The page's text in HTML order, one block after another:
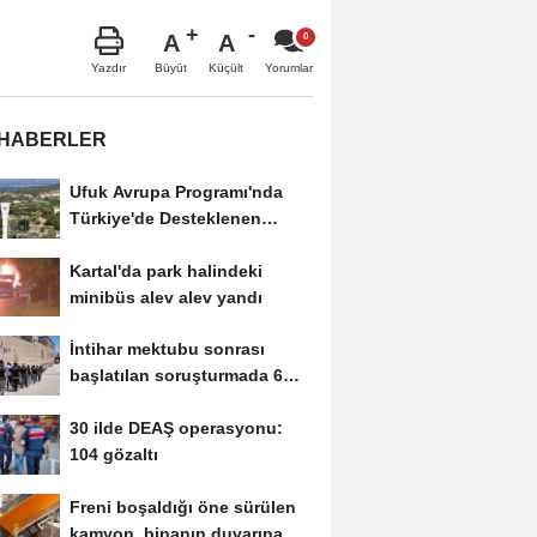
Yazdır
A
Büyüt
A
Küçült Yorumlar
Ufuk Avrupa Programı'nda
Türkiye'de Desteklenen
Kartal'da park halindeki
minibüs alev alev yandı
İntihar mektubu sonrası
başlatılan soruşturmada 6
30 ilde DEAŞ operasyonu:
104 gözaltı
Freni boşaldığı öne sürülen